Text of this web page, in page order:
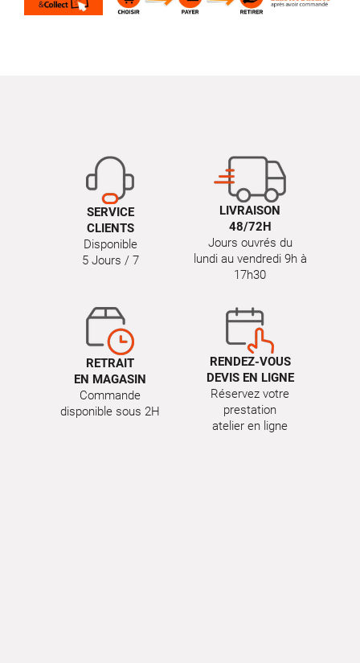
SERVICE
CLIENTS
Disponible
5 Jours / 7
LIVRAISON
48/72H
Jours ouvrés du
lundi au vendredi 9h à
17h30
RETRAIT
EN MAGASIN
Commande
disponible sous 2H
RENDEZ-VOUS
DEVIS EN LIGNE
Réservez votre
prestation
atelier en ligne